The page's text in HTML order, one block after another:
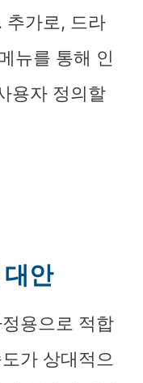
추가로, 드라
뉴를 통해 인
용자 정의할
안
용으로 적합
가 상대적으